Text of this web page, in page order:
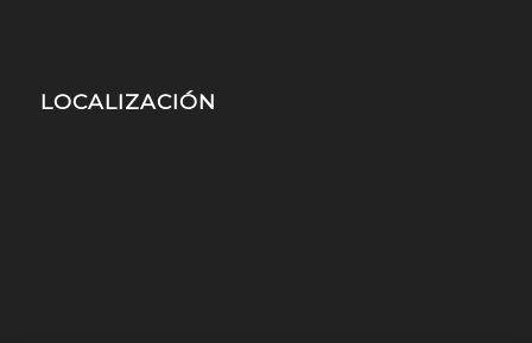
LOCALIZACIÓN